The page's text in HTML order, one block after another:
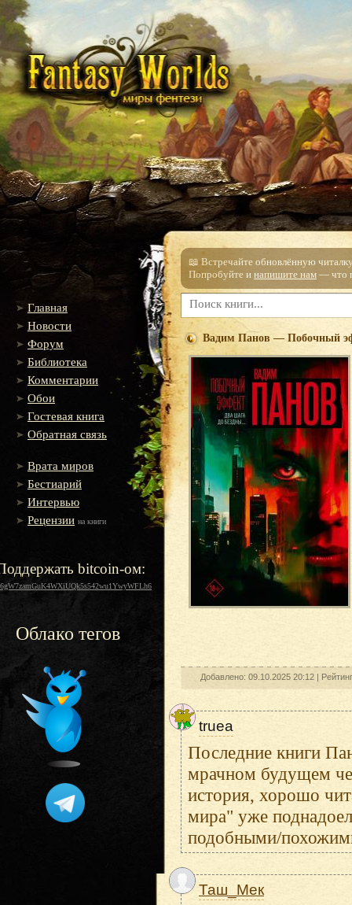
Главная
Новости
Форум
Библиотека
Комментарии
Обои
Гостевая книга
Обратная связь
Врата миров
Бестиарий
Интервью
Рецензии на книги
bitcoin-ом:
Облако тегов
📖 Встречайте обновлённую
Попробуйте и напишите нам — что
Вадим Панов — Побочный
Добавлено: 09.10.2025 20:12 |
truea
Последние книги
мрачном будущем
история, хорошо
мира" уже
подобными/
Таш_Мек